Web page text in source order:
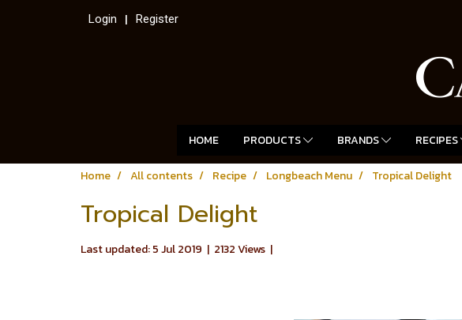
Login Register
HOME PRODUCTS BRANDS RECIPES
Home All contents Recipe Longbeach Menu Tropical Delight
Tropical Delight
Last updated: 5 Jul 2019 | 2132 Views |